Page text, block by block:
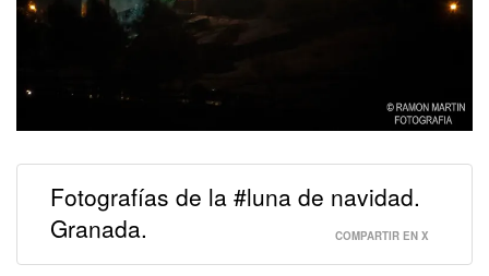
Fotografías de la #luna de navidad.
Granada.
COMPARTIR EN X